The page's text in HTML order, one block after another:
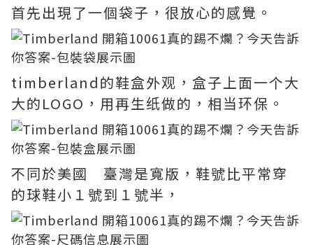
首先出現了一個袋子，很放心的感覺。
timberland的鞋盒外观，盒子上面一个大
大的LOGO，用再生纸做的，相当环保。
不同於美國 臺灣是寬版，鞋號比平常穿
的球鞋小１號到１號半，